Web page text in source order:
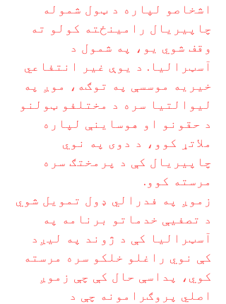
اشخاصو لپاره د ټول شموله
چاپیریال رامینځته کولو ته
وقف شوي یو، په شمول د
آسټرالیا. د یوې غیر انتفاعي
خیریه موسسې په توګه، موږ په
لیوالتیا سره د مختلفو ټولنو
د حقونو او هوساینې لپاره
ملاتړ کوو، د دوی په نوي
چاپیریال کې د پرمختګ سره
مرسته کوو.
زموږ په فدرالي ډول تمویل شوي
د تصفیې خدماتو برنامه په
آسټرالیا کې د ژوند په لیږد
کې نوي راغلو خلکو سره مرسته
کوي، پداسې حال کې چې زموږ
اصلي پروګرامونه چې د